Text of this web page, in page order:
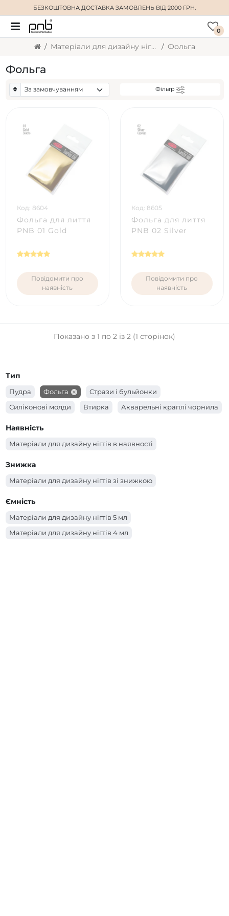
БЕЗКОШТОВНА ДОСТАВКА ЗАМОВЛЕНЬ ВІД 2000 ГРН.
0
Матеріали для дизайну нігтів Фольга
Фольга
Фільтр
Код: 8604
Фольга для лиття
PNB 01 Gold
Повідомити про
наявність
Код: 8605
Фольга для лиття
PNB 02 Silver
Повідомити про
наявність
Показано з 1 по 2 із 2 (1 сторінок)
Тип
Пудра Фольга
Стрази і бульйонки
Силіконові молди
Втирка Акварельні краплі чорнила
Наявність
Матеріали для дизайну нігтів в наявності
Знижка
Матеріали для дизайну нігтів зі знижкою
Ємність
Матеріали для дизайну нігтів 5 мл
Матеріали для дизайну нігтів 4 мл